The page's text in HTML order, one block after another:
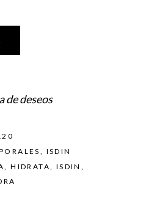
de deseos
, ISDIN
,HIDRATA, ISDIN ,